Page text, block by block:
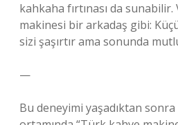
kahkaha fırtınası da
makinesi bir arkadaş gibi:
sizi şaşırtır ama sonunda
—
Bu deneyimi yaşadıktan